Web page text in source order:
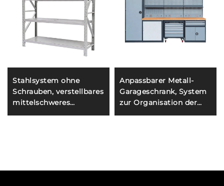
Stahlsystem ohne
Schrauben, verstellbares
mittelschweres
Metallregal für Lager
Anpassbarer Metall-
Garageschrank, System
zur Organisation der
Werkbank des